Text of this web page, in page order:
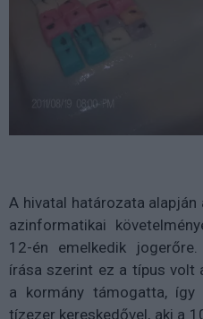
A hivatal határozata
azinformatikai
12-én emelkedik
írása szerint ez a típus volt
a kormány támogatta,
tízezer kereskedővel, aki a